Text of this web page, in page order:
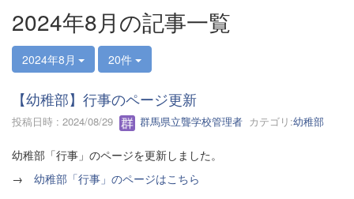
2024年8月の記事一覧
2024年8月 20件
【幼稚部】行事のページ更新
投稿日時 : 2024/08/29 群馬県立聾学校管理者 カテゴリ:幼稚部
幼稚部「行事」のページを更新しました。
→ 幼稚部「行事」のページはこちら